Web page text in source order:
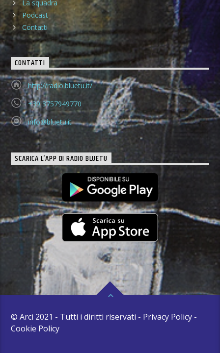
La squadra
Podcast
Contatti
CONTATTI
http://radio.bluetu.it/
+39 3757949770
info@bluetu.it
SCARICA L’APP DI RADIO BLUETU
© Arci 2021 - Tutti i diritti riservati - Privacy Policy -
Cookie Policy